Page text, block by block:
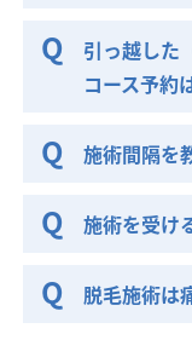
引っ越した
コース予約
施術間隔を
施術を受け
脱毛施術は